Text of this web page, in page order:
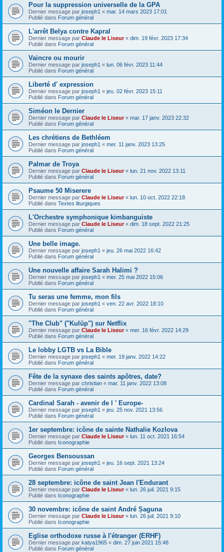
Pour la suppression universelle de la GPA
Dernier message par joseph1 « mar. 14 mars 2023 17:01
Publié dans Forum général
L'arrêt Belya contre Kapral
Dernier message par Claude le Liseur« dim. 19 févr. 2023 17:34
Publié dans Forum général
Vaincre ou mourir
Dernier message par joseph1 « lun. 06 févr. 2023 11:44
Publié dans Forum général
Liberté d' expression
Dernier message par joseph1 « jeu. 02 févr. 2023 15:11
Publié dans Forum général
Siméon le Dernier
Dernier message par Claude le Liseur« mar. 17 janv. 2023 22:32
Publié dans Forum général
Les chrétiens de Bethléem
Dernier message par joseph1 « mer. 11 janv. 2023 13:25
Publié dans Forum général
Palmar de Troya
Dernier message par Claude le Liseur« lun. 21 nov. 2022 13:11
Publié dans Forum général
Psaume 50 Miserere
Dernier message par Claude le Liseur« lun. 10 oct. 2022 22:18
Publié dans Textes liturgiques
L'Orchestre symphonique kimbanguiste
Dernier message par Claude le Liseur« dim. 18 sept. 2022 21:25
Publié dans Forum général
Une belle image.
Dernier message par joseph1 « jeu. 26 mai 2022 16:42
Publié dans Forum général
Une nouvelle affaire Sarah Halimi ?
Dernier message par joseph1 « mer. 25 mai 2022 15:06
Publié dans Forum général
Tu seras une femme, mon fils
Dernier message par joseph1 « ven. 22 avr. 2022 18:10
Publié dans Forum général
"The Club" ("Kulüp") sur Netflix
Dernier message par Claude le Liseur« mer. 16 févr. 2022 14:29
Publié dans Forum général
Le lobby LGTB vs La Bible
Dernier message par joseph1 « mer. 19 janv. 2022 14:22
Publié dans Forum général
Fête de la synaxe des saints apôtres, date?
Dernier message par christian « mar. 11 janv. 2022 13:08
Publié dans Forum général
Cardinal Sarah - avenir de l ' Europe-
Dernier message par joseph1 « jeu. 25 nov. 2021 13:56
Publié dans Forum général
1er septembre: icône de sainte Nathalie Kozlova
Dernier message par Claude le Liseur« lun. 11 oct. 2021 16:54
Publié dans Iconographie
Georges Bensoussan
Dernier message par joseph1 « jeu. 16 sept. 2021 13:24
Publié dans Forum général
28 septembre: icône de saint Jean l'Endurant
Dernier message par Claude le Liseur« lun. 26 juil. 2021 9:15
Publié dans Iconographie
30 novembre: icône de saint André Șaguna
Dernier message par Claude le Liseur« lun. 26 juil. 2021 9:10
Publié dans Iconographie
Eglise orthodoxe russe à l'étranger (ERHF)
Dernier message par katya1965 « dim. 27 juin 2021 15:48
Publié dans Forum général